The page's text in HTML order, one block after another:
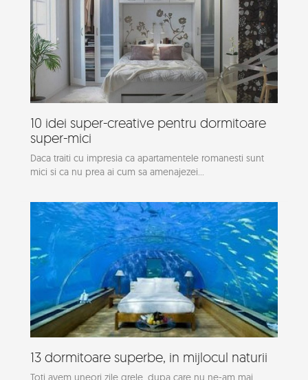
10 idei super-creative pentru dormitoare
super-mici
Daca traiti cu impresia ca apartamentele romanesti sunt
mici si ca nu prea ai cum sa amenajezei...
13 dormitoare superbe, in mijlocul naturii
Toti avem uneori zile grele, dupa care nu ne-am mai